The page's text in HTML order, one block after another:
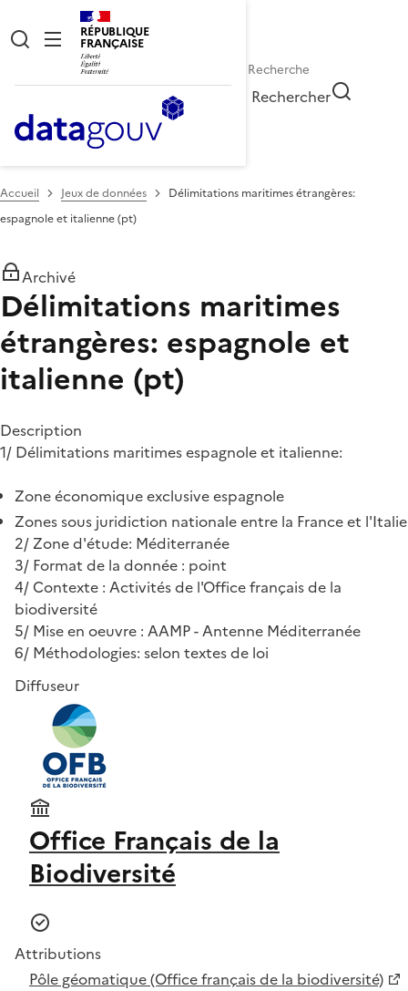
RÉPUBLIQUE
FRANÇAISE
Rechercher
Accueil Jeux de données
Délimitations maritimes étrangères:
espagnole et italienne (pt)
Archivé
Délimitations maritimes
étrangères: espagnole et
italienne (pt)
Description
1/ Délimitations maritimes espagnole et italienne:
Zone économique exclusive espagnole
Zones sous juridiction nationale entre la France et l'Italie
2/ Zone d'étude: Méditerranée
3/ Format de la donnée : point
4/ Contexte : Activités de l'Office français de la
biodiversité
5/ Mise en oeuvre : AAMP - Antenne Méditerranée
6/ Méthodologies: selon textes de loi
Diffuseur
Office Français de la
Biodiversité
Attributions
Pôle géomatique (Office français de la biodiversité)